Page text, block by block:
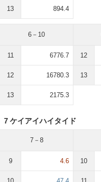
13 894.4
6－10
11 6776.7
12 16780.3
13 2175.3
12
13
7 ケイアイハイタイド
7－8
9 4.6 10